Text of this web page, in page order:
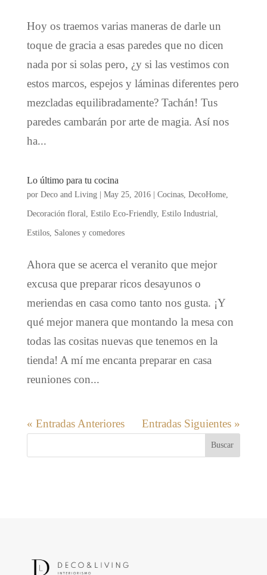
Hoy os traemos varias maneras de darle un
toque de gracia a esas paredes que no dicen
nada por si solas pero, ¿y si las vestimos con
estos marcos, espejos y láminas diferentes pero
mezcladas equilibradamente? Tachán! Tus
paredes cambarán por arte de magia. Así nos
ha...
Lo último para tu cocina
por Deco and Living| May 25, 2016| Cocinas, DecoHome,
Decoración floral, Estilo Eco-Friendly, Estilo Industrial,
Estilos, Salones y comedores
Ahora que se acerca el veranito que mejor
excusa que preparar ricos desayunos o
meriendas en casa como tanto nos gusta. ¡Y
qué mejor manera que montando la mesa con
todas las cositas nuevas que tenemos en la
tienda! A mí me encanta preparar en casa
reuniones con...
« Entradas Anteriores Entradas Siguientes »